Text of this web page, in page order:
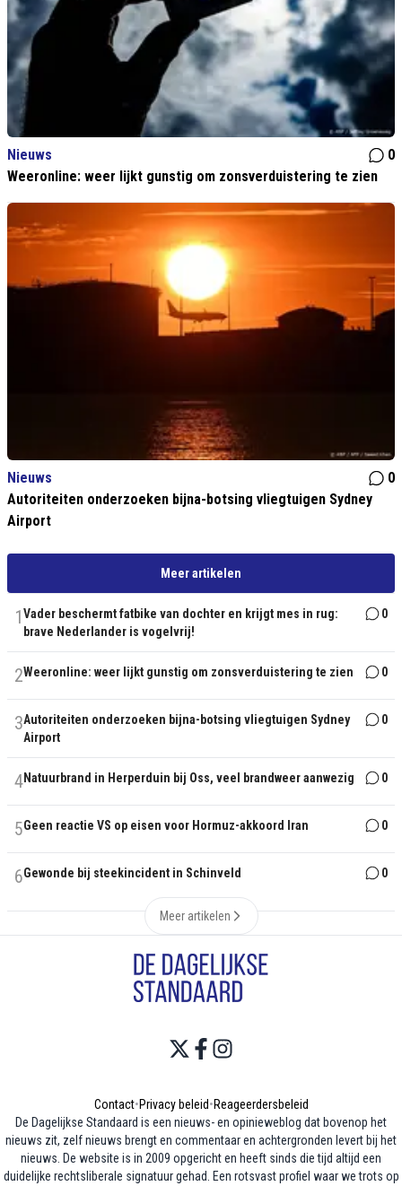
Nieuws
0
Weeronline: weer lijkt gunstig om zonsverduistering te zien
Nieuws
0
Autoriteiten onderzoeken bijna-botsing vliegtuigen Sydney
Airport
Meer artikelen
1Vader beschermt fatbike van dochter en krijgt mes in rug:
brave Nederlander is vogelvrij!
0
2Weeronline: weer lijkt gunstig om zonsverduistering te zien 0
3Autoriteiten onderzoeken bijna-botsing vliegtuigen Sydney
Airport
0
4Natuurbrand in Herperduin bij Oss, veel brandweer aanwezig 0
5Geen reactie VS op eisen voor Hormuz-akkoord Iran 0
6Gewonde bij steekincident in Schinveld 0
Meer artikelen
Contact•Privacy beleid•Reageerdersbeleid
De Dagelijkse Standaard is een nieuws- en opinieweblog dat bovenop het
nieuws zit, zelf nieuws brengt en commentaar en achtergronden levert bij het
nieuws. De website is in 2009 opgericht en heeft sinds die tijd altijd een
duidelijke rechtsliberale signatuur gehad. Een rotsvast profiel waar we trots op